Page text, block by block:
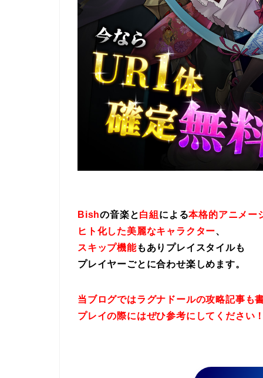
Bishの音楽と白組 による本格的アニメー
ヒト化した美麗なキャラクター、
スキップ機能もありプレイスタイルも
プレイヤーごとに合わせ楽しめます。
当ブログではラグナドールの攻略記事も
プレイの際にはぜひ参考にしてください